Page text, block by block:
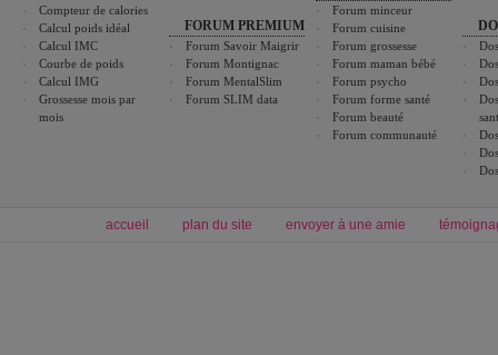
Compteur de calories
Calcul poids idéal
Calcul IMC
Courbe de poids
Calcul IMG
Grossesse mois par
mois
FORUM PREMIUM
Forum Savoir Maigrir
Forum Montignac
Forum MentalSlim
Forum SLIM data
Forum minceur
Forum cuisine
Forum grossesse
Forum maman bébé
Forum psycho
Forum forme santé
Forum beauté
Forum communauté
accueil plan du site envoyer à une amie